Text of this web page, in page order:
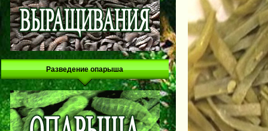
Разведение опарыша